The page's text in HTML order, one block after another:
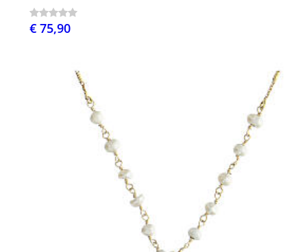
€ 75,90